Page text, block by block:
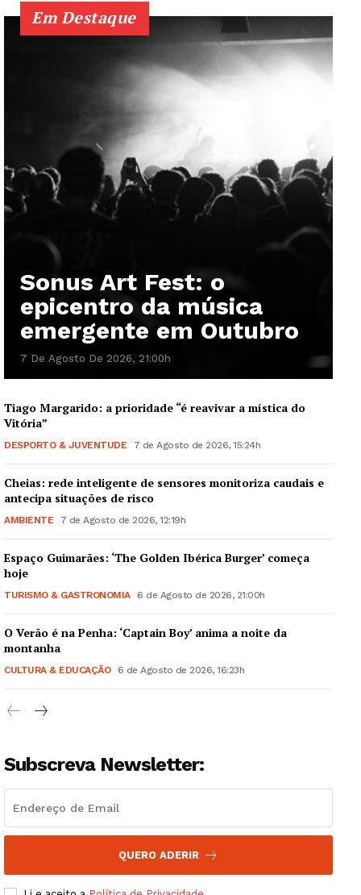
Guimarães, agora!
Institucional
Artigos
Edição Digital
Grande Entrevista
Em Destaque
Sonus Art Fest: o
epicentro da música
emergente em Outubro
7 De Agosto De 2026, 21:00h
Tiago Margarido: a prioridade “é reavivar a mística do
Vitória”
DESPORTO & JUVENTUDE 7 de Agosto de 2026, 15:24h
Cheias: rede inteligente de sensores monitoriza caudais e
antecipa situações de risco
AMBIENTE 7 de Agosto de 2026, 12:19h
Espaço Guimarães: ‘The Golden Ibérica Burger’ começa
hoje
TURISMO & GASTRONOMIA 6 de Agosto de 2026, 21:00h
O Verão é na Penha: ‘Captain Boy’ anima a noite da
montanha
CULTURA & EDUCAÇÃO 6 de Agosto de 2026, 16:23h
Subscreva Newsletter:
QUERO ADERIR